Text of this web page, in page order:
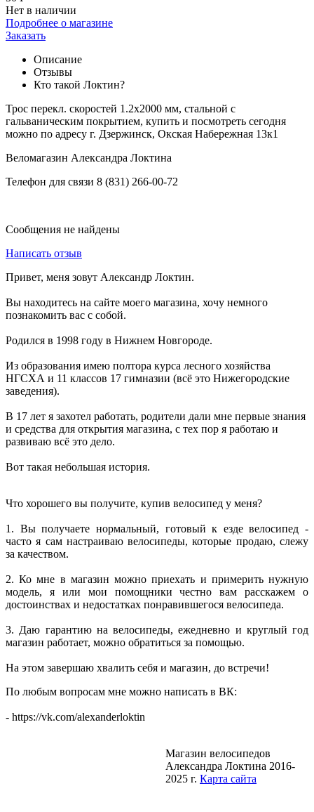
Нет в наличии
Подробнее о магазине
Заказать
Описание
Отзывы
Кто такой Локтин?
Трос перекл. скоростей 1.2х2000 мм, стальной с
гальваническим покрытием, купить и посмотреть сегодня
можно по адресу г. Дзержинск, Окская Набережная 13к1
Веломагазин Александра Локтина
Телефон для связи 8 (831) 266-00-72
Сообщения не найдены
Написать отзыв
Привет, меня зовут Александр Локтин.
Вы находитесь на сайте моего магазина, хочу немного
познакомить вас с собой.
Родился в 1998 году в Нижнем Новгороде.
Из образования имею полтора курса лесного хозяйства
НГСХА и 11 классов 17 гимназии (всё это Нижегородские
заведения).
В 17 лет я захотел работать, родители дали мне первые знания
и средства для открытия магазина, с тех пор я работаю и
развиваю всё это дело.
Вот такая небольшая история.
Что хорошего вы получите, купив велосипед у меня?
1. Вы получаете нормальный, готовый к езде велосипед -
часто я сам настраиваю велосипеды, которые продаю, слежу
за качеством.
2. Ко мне в магазин можно приехать и примерить нужную
модель, я или мои помощники честно вам расскажем о
достоинствах и недостатках понравившегося велосипеда.
3. Даю гарантию на велосипеды, ежедневно и круглый год
магазин работает, можно обратиться за помощью.
На этом завершаю хвалить себя и магазин, до встречи!
По любым вопросам мне можно написать в ВК:
- https://vk.com/alexanderloktin
Магазин велосипедов
Александра Локтина 2016-
2025 г. Карта сайта